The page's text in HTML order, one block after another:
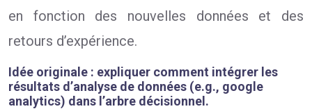
en fonction des nouvelles données et des
retours d’expérience.
Idée originale : expliquer comment intégrer les
résultats d’analyse de données (e.g., google
analytics) dans l’arbre décisionnel.